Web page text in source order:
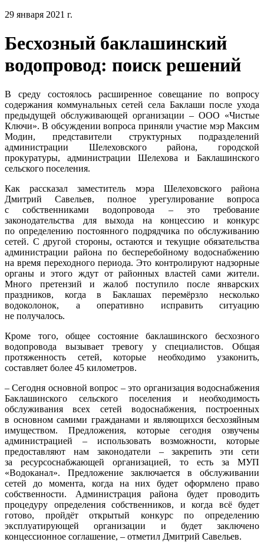
29 января 2021 г.
Бесхозный баклашинский
водопровод: поиск решений
В среду состоялось расширенное совещание по вопросу
содержания коммунальных сетей села Баклаши после ухода
предыдущей обслуживающей организации – ООО «Чистые
Ключи». В обсуждении вопроса приняли участие мэр Максим
Модин, представители структурных подразделений
администрации Шелеховского района, городской
прокуратуры, администрации Шелехова и Баклашинского
сельского поселения.
Как рассказал заместитель мэра Шелеховского района
Дмитрий Савельев, полное урегулирование вопроса
с собственниками водопровода – это требование
законодательства для выхода на концессию и конкурс
по определению постоянного подрядчика по обслуживанию
сетей. С другой стороны, остаются и текущие обязательства
администрации района по бесперебойному водоснабжению
на время переходного периода. Это контролируют надзорные
органы и этого ждут от районных властей сами жители.
Много претензий и жалоб поступило после январских
праздников, когда в Баклашах перемёрзло несколько
водоколонок, а оперативно исправить ситуацию
не получалось.
Кроме того, общее состояние баклашинского бесхозного
водопровода вызывает тревогу у специалистов. Общая
протяженность сетей, которые необходимо узаконить,
составляет более 45 километров.
– Сегодня основной вопрос – это организация водоснабжения
Баклашинского сельского поселения и необходимость
обслуживания всех сетей водоснабжения, построенных
в основном самими гражданами и являющихся бесхозяйным
имуществом. Предложения, которые сегодня озвучены
администрацией – использовать возможности, которые
предоставляют нам законодатели – закрепить эти сети
за ресурсоснабжающей организацией, то есть за МУП
«Водоканал». Предложение заключается в обслуживании
сетей до момента, когда на них будет оформлено право
собственности. Администрация района будет проводить
процедуру определения собственников, и когда всё будет
готово, пройдёт открытый конкурс по определению
эксплуатирующей организации и будет заключено
концессионное соглашение, – отметил Дмитрий Савельев.